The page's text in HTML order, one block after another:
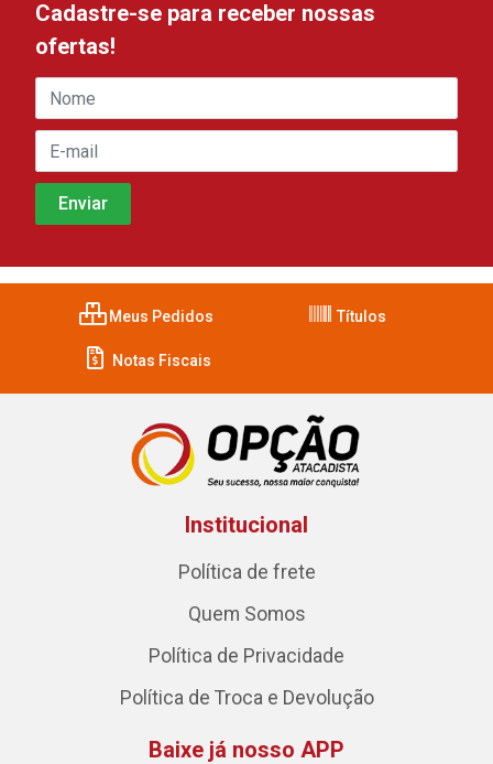
Cadastre-se para receber nossas
ofertas!
Meus Pedidos Títulos
Notas Fiscais
Institucional
Política de frete
Quem Somos
Política de Privacidade
Política de Troca e Devolução
Baixe já nosso APP